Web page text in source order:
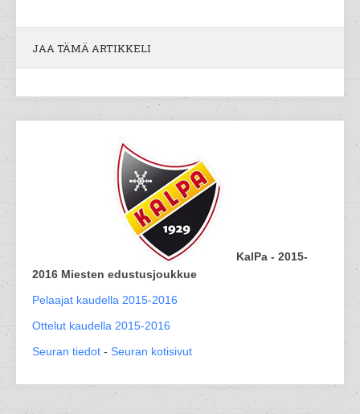
JAA TÄMÄ ARTIKKELI
KalPa - 2015-
2016 Miesten edustusjoukkue
Pelaajat kaudella 2015-2016
Ottelut kaudella 2015-2016
Seuran tiedot - Seuran kotisivut